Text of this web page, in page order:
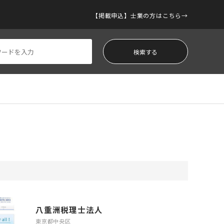
【掲載申込】士業の方はこちら
八重洲税理士法人
東京都中央区